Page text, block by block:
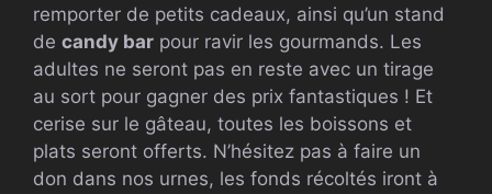
remporter de petits cadeaux, ainsi qu’un stand
de candy bar pour ravir les gourmands. Les
adultes ne seront pas en reste avec un tirage
au sort pour gagner des prix fantastiques ! Et
cerise sur le gâteau, toutes les boissons et
plats seront offerts. N’hésitez pas à faire un
don dans nos urnes, les fonds récoltés iront à